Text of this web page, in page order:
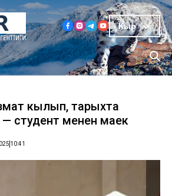
Кыр
кылып, тарыхта
студент менен маек
10:41